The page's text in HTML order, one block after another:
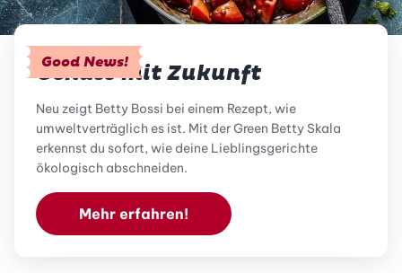
Good News!
Genuss mit Zukunft
Neu zeigt Betty Bossi bei einem Rezept, wie
umweltverträglich es ist. Mit der Green Betty Skala
erkennst du sofort, wie deine Lieblingsgerichte
ökologisch abschneiden.
Mehr erfahren!